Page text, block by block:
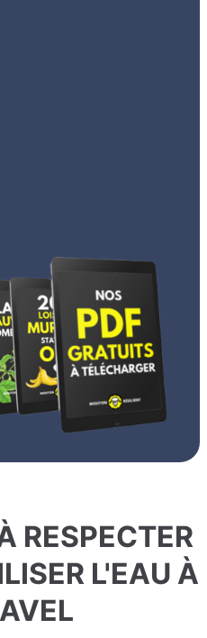
RESPECTER
L'EAU À